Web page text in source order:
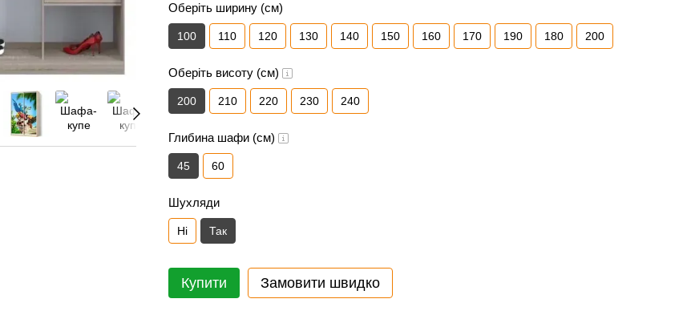
Оберіть ширину (см)
100 110 120 130 140 150 160 170 190 180 200
Оберіть висоту (см)
200 210 220 230 240
Глибина шафи (см)
45 60
Шухляди
Ні Так
Купити Замовити швидко